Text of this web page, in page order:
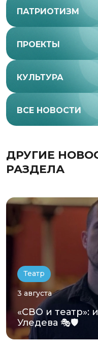
ПАТРИОТИЗМ
ПРОЕКТЫ
КУЛЬТУРА
ВСЕ НОВОСТИ
ДРУГИЕ
РАЗДЕЛА
Театр
3 августа
«СВО и театр»:
Уледева 🎭🛡️